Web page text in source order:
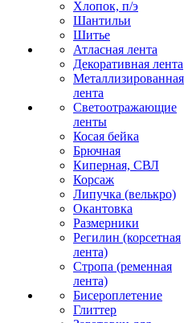
Хлопок, п/э
Шантильи
Шитье
Атласная лента
Декоративная лента
Металлизированная
лента
Светоотражающие
ленты
Косая бейка
Брючная
Киперная, СВЛ
Корсаж
Липучка (велькро)
Окантовка
Размерники
Регилин (корсетная
лента)
Стропа (ременная
лента)
Бисероплетение
Глиттер